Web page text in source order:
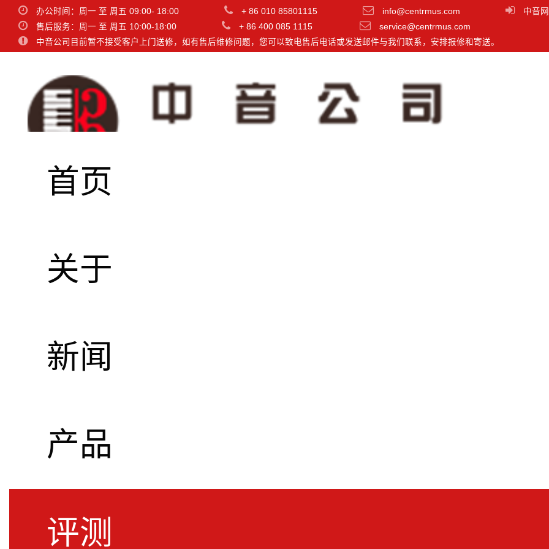
办公时间：周一 至 周五 09:00- 18:00 + 86 010 85801115 info@centrmus.com
中音
售后服务：周一 至 周五 10:00-18:00
+ 86 400 085 1115
service@centrmus.com
中音公司目前暂不接受客户上门送修，如有售后维修问题，您可以致电售后电话或发送邮件与我们联系，安排报修和寄送。
首页
关于
新闻
产品
评测
EVE Audio | Sound On
Sound杂志评测EXO 27